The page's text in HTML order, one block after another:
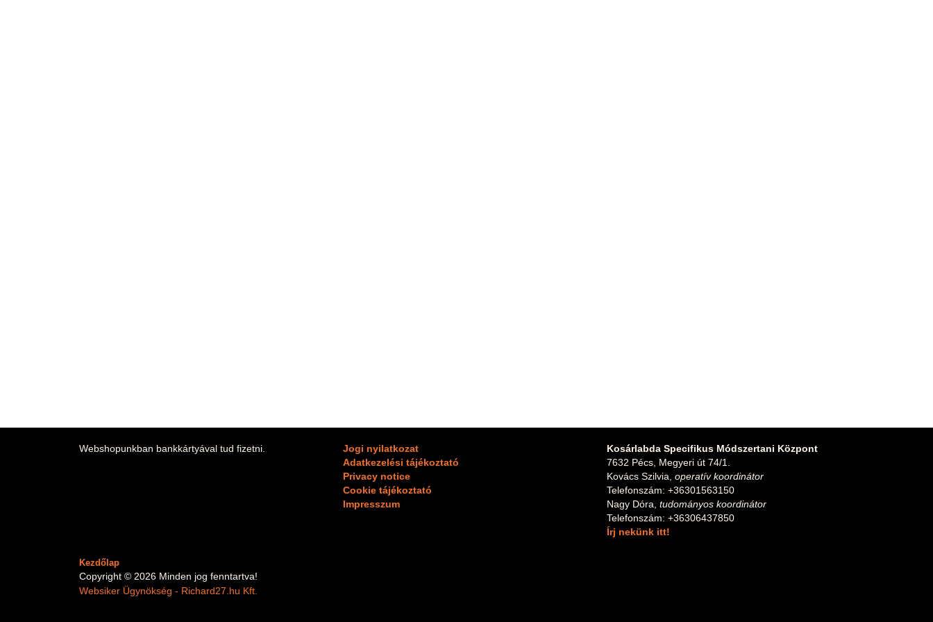
Webshopunkban bankkártyával tud fizetni.
Jogi nyilatkozat
Adatkezelési tájékoztató
Privacy notice
Cookie tájékoztató
Impresszum
Kosárlabda Specifikus Módszertani Központ
7632 Pécs, Megyeri út 74/1.
Kovács Szilvia, operatív koordinátor
Telefonszám: +36301563150
Nagy Dóra, tudományos koordinátor
Telefonszám: +36306437850
Írj nekünk itt!
Kezdőlap
Copyright © 2026 Minden jog fenntartva!
Websiker Ügynökség - Richard27.hu Kft.